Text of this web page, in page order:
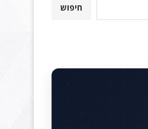
חיפוש